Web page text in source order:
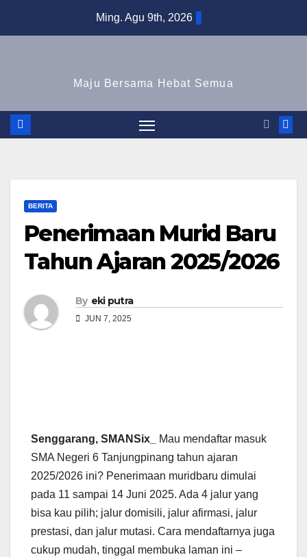
Ming. Agu 9th, 2026
Maju Bersama Hebat Semua
BERITA
Penerimaan Murid Baru
Tahun Ajaran 2025/2026
By eki putra
JUN 7, 2025
Senggarang, SMANSix_
Mau mendaftar masuk
SMA Negeri 6 Tanjungpinang tahun ajaran
2025/2026 ini? Penerimaan muridbaru dimulai
pada 11 sampai 14 Juni 2025. Ada 4 jalur yang
bisa kau pilih; jalur domisili, jalur afirmasi, jalur
prestasi, dan jalur mutasi. Cara mendaftarnya juga
cukup mudah, tinggal membuka laman ini –